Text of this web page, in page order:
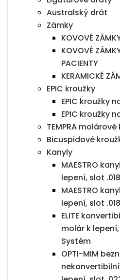
Australský drát
Zámky
KOVOVÉ
KOVOVÉ
PACIENTY
KERAMICKÉ
EPIC kroužky
EPIC kroužky
EPIC kroužky
TEMPRA
Bicuspidové
Kanyly
MAESTRO
lepení, slot
MAESTRO
lepení, slot
ELITE
molár k
Systém
OPTI-MIM